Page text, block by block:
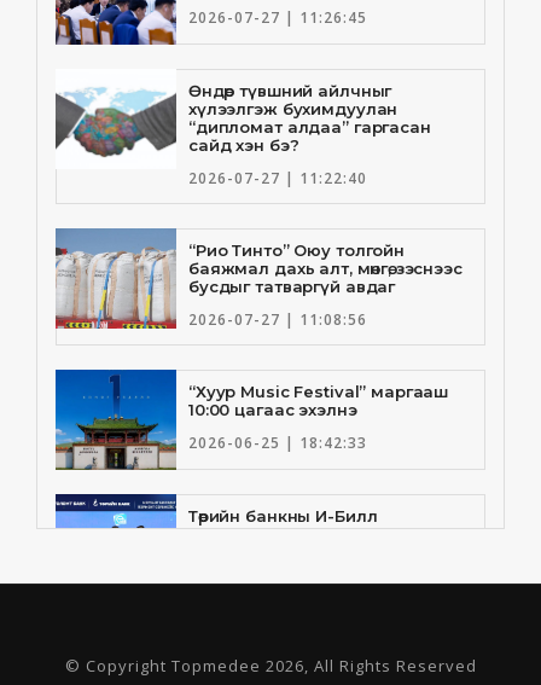
2026-07-27 | 11:26:45
Өндөр түвшний айлчныг
хүлээлгэж бухимдуулан
“дипломат алдаа” гаргасан
сайд хэн бэ?
2026-07-27 | 11:22:40
“Рио Тинто” Оюу толгойн
баяжмал дахь алт, мөнгө, зэснээс
бусдыг татваргүй авдаг
2026-07-27 | 11:08:56
“Хуур Music Festival” маргааш
10:00 цагаас эхэлнэ
2026-06-25 | 18:42:33
Төрийн банкны И-Билл
үйлчилгээнд Голомт банк
2026-06-25 | 9:33:55
Төрийн банк, Санхүү Эдийн
Засгийн Их Сургууль хамтын
© Copyright Topmedee 2026, All Rights Reserved